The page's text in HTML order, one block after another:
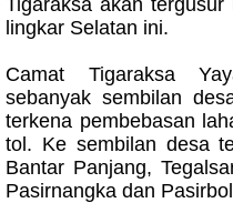
lingkar Selatan ini.
Camat Tigaraksa
sebanyak sembilan
terkena pembebasan
tol. Ke sembilan desa
Bantar Panjang,
Pasirnangka dan